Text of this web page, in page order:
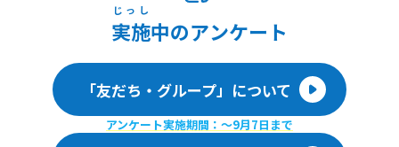
実施
じっし
中のアンケート
「友だち・グループ」について
アンケート実施期間：〜9月7日まで